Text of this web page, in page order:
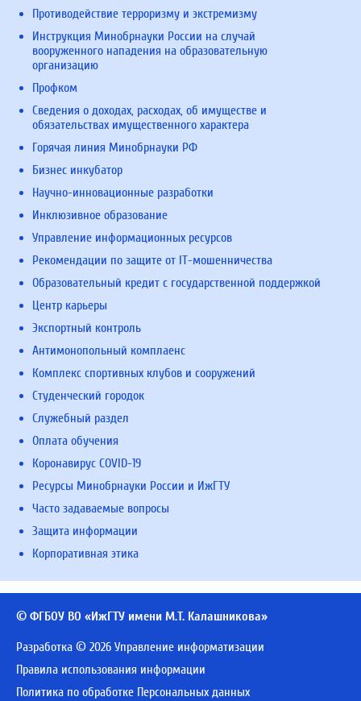
Противодействие терроризму и экстремизму
Инструкция Минобрнауки России на случай
вооруженного нападения на образовательную
организацию
Профком
Сведения о доходах, расходах, об имуществе и
обязательствах имущественного характера
Горячая линия Минобрнауки РФ
Бизнес инкубатор
Научно-инновационные разработки
Инклюзивное образование
Управление информационных ресурсов
Рекомендации по защите от IT-мошенничества
Образовательный кредит с государственной поддержкой
Центр карьеры
Экспортный контроль
Антимонопольный комплаенс
Комплекс спортивных клубов и сооружений
Студенческий городок
Служебный раздел
Оплата обучения
Коронавирус COVID-19
Ресурсы Минобрнауки России и ИжГТУ
Часто задаваемые вопросы
Защита информации
Корпоративная этика
© ФГБОУ ВО «ИжГТУ имени М.Т. Калашникова»
Разработка © 2026 Управление информатизации
Правила использования информации
Политика по обработке Персональных данных